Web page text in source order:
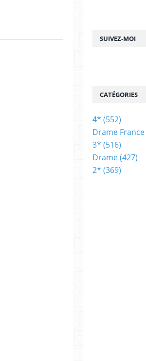
SUIVEZ-MOI
CATÉGORIES
4* (552)
Drame France
3* (516)
Drame(427)
2* (369)